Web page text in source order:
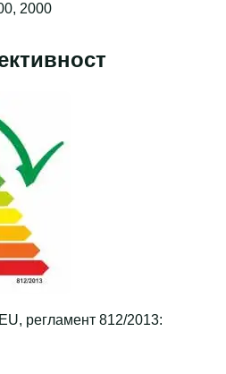
2000
регламент 812/2013: